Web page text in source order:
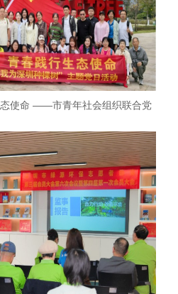
态使命 ——市青年社会组织联合党